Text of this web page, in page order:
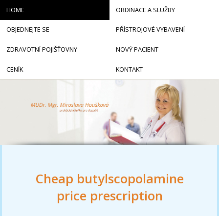
Cheap butylscopolamine
price prescription
HOME ORDINACE A SLUŽBY
OBJEDNEJTE SE PŘÍSTROJOVÉ VYBAVENÍ
ZDRAVOTNÍ POJIŠŤOVNY NOVÝ PACIENT
CENÍK KONTAKT